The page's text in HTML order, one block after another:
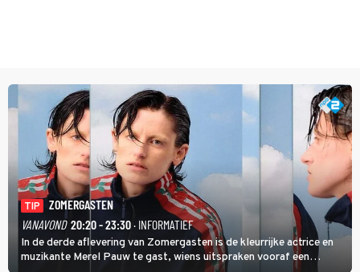
TIP
ZOMERGASTEN
VANAVOND 20:20 - 23:30· INFORMATIEF
In de derde aflevering van Zomergasten is de kleurrijke actrice en
muzikante Merel Pauw te gast, wiens uitspraken vooraf een